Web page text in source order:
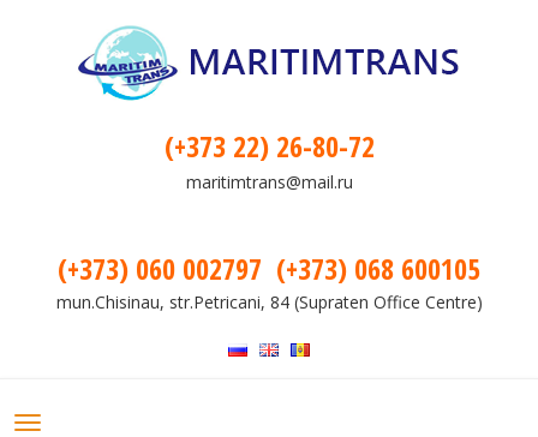
(+373 22) 26-80-72
maritimtrans@mail.ru
(+373) 060 002797 (+373) 068 600105
mun.Chisinau, str.Petricani, 84 (Supraten Office Centre)
Toggle